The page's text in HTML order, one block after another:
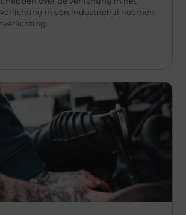
in een industriehal noemen